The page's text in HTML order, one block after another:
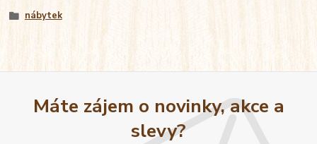
nábytek
Máte zájem o novinky, akce a
slevy?